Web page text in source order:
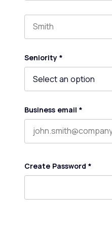
Seniority *
Business email *
Create Password *